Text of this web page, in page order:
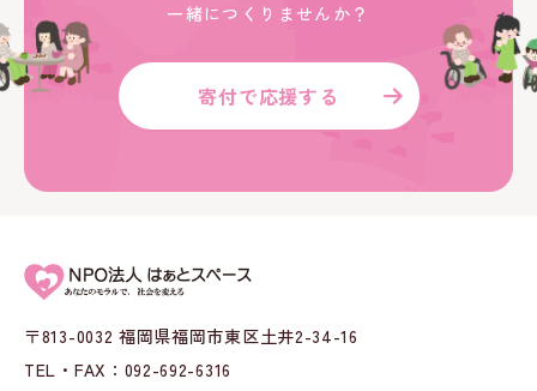
一緒につくりませんか？
寄付で応援する
〒813-0032 福岡県福岡市東区土井2-34-16
TEL・FAX：092-692-6316